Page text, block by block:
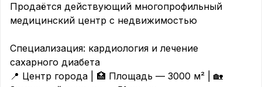
Продаётся действующий многопрофильный
медицинский центр с недвижимостью
Специализация: кардиология и лечение
сахарного диабета
📍 Центр города | 🏥 Площадь — 3000 м² | 🏡